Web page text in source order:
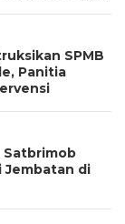
SPMB
Panitia
Satbrimob
Jembatan di